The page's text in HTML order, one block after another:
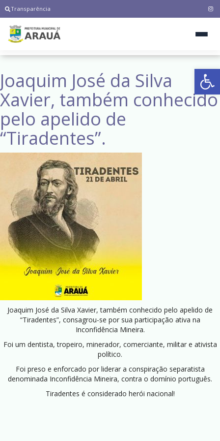
Transparência
Joaquim José da Silva
Xavier, também conhecido
pelo apelido de
“Tiradentes”.
Joaquim José da Silva Xavier, também conhecido pelo apelido de
“Tiradentes”, consagrou-se por sua participação ativa na
Inconfidência Mineira.
Foi um dentista, tropeiro, minerador, comerciante, militar e ativista
político.
Foi preso e enforcado por liderar a conspiração separatista
denominada Inconfidência Mineira, contra o domínio português.
Tiradentes é considerado herói nacional!